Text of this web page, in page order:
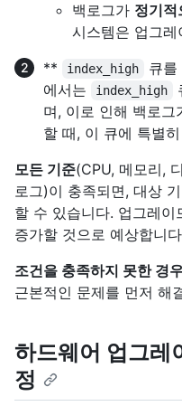
백로그가 정기적
시스템은 업그
**
index_high
큐
에서는
index_high
며, 이로 인해 백로그
할 때, 이 큐에 특별
모든 기준(CPU, 메모리,
로그)이 충족되면, 대상
할 수 있습니다. 업그레
증가할 것으로 예상합니
조건을 충족하지 못한 경
근본적인 문제를 먼저 해
하드웨어 업그레
정